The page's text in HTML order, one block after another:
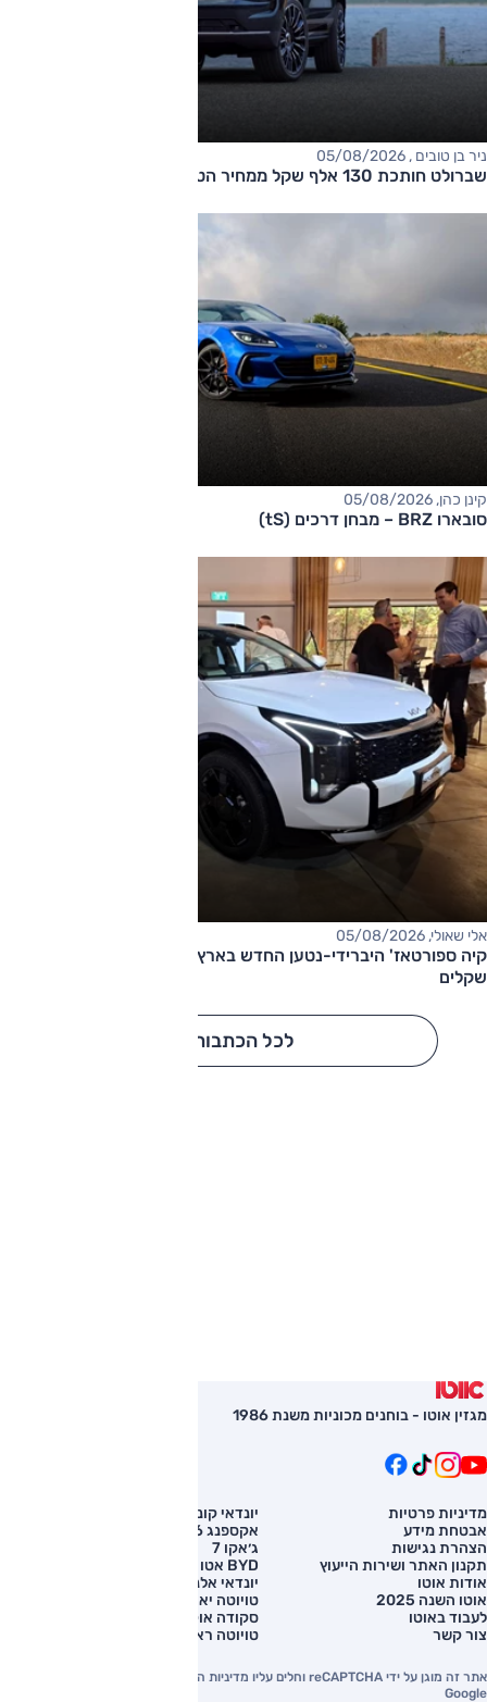
ניר בן טובים , 05/08/2026
שברולט חותכת 130 אלף שקל ממחיר הטאהו
קינן כהן, 05/08/2026
סובארו BRZ – מבחן דרכים (tS)
אלי שאולי, 05/08/2026
שקלים
לכל הכתבות
מגזין אוטו - בוחנים מכוניות משנת 1986
מדיניות פרטיות
אבטחת מידע
הצהרת נגישות
תקנון האתר ושירות הייעוץ
אודות אוטו
אוטו השנה 2025
לעבוד באוטו
צור קשר
יונדאי קונה
אקספנג G6
ג׳אקו 7
BYD אטו 3
יונדאי אלנטרה
טויוטה יאריס קרוס
סקודה אוקטביה
טויוטה ראב 4
אתר זה מוגן על ידי reCAPTCHA וחלים עליו מדיניות הפרטיות והתנאים וההגבלות של
Google